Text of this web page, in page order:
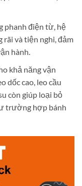
phanh điện từ, hệ
rãi và tiện nghi, đảm
hành.
khả năng vận
dốc cao, leo cầu
còn giúp loại bỏ
trường hợp bánh